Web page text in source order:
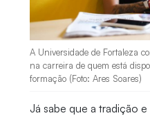
A Universidade de Fortaleza
na carreira de quem está
formação (Foto: Ares Soares)
Já sabe que a tradição